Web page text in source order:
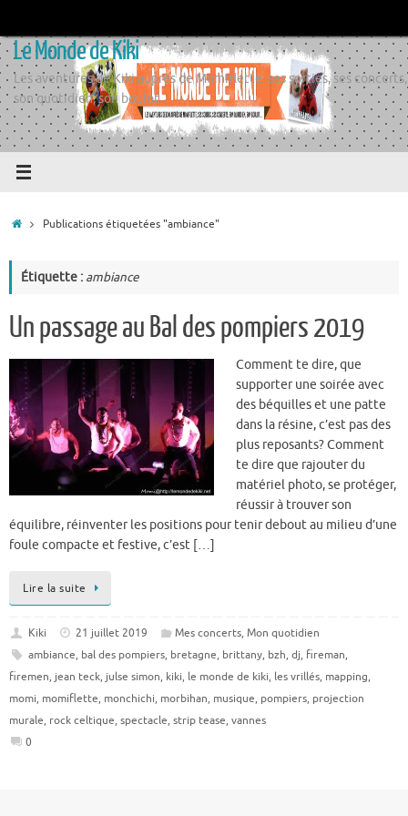
contenu
Le Monde de Kiki
Les aventures de Kiki auprès de Momiflette, ses sorties, ses concerts,
son quotidien, son boulot
AccueilPublications étiquetées "ambiance"
Étiquette : ambiance
Un passage au Bal des pompiers 2019
Comment te dire, que
supporter une soirée avec
des béquilles et une patte
dans la résine, c’est pas des
plus reposants? Comment
te dire que rajouter du
matériel photo, se protéger,
réussir à trouver son
équilibre, réinventer les positions pour tenir debout au milieu d’une
foule compacte et festive, c’est […]
Lire la suite
Kiki 21 juillet 2019 Mes concerts, Mon quotidien
ambiance, bal des pompiers, bretagne, brittany, bzh, dj, fireman,
firemen, jean teck, julse simon, kiki, le monde de kiki, les vrillés, mapping,
momi, momiflette, monchichi, morbihan, musique, pompiers, projection
murale, rock celtique, spectacle, strip tease, vannes
0